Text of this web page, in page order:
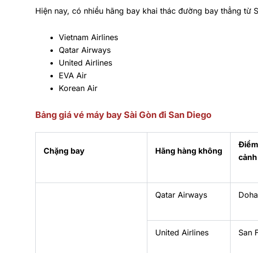
Hiện nay, có nhiều hãng bay khai thác đường bay thẳng từ
Vietnam Airlines
Qatar Airways
United Airlines
EVA Air
Korean Air
Bảng giá vé máy bay Sài Gòn đi San Diego
Chặng bay Hãng hàng không
cảnh
Qatar Airways Doha
United Airlines San